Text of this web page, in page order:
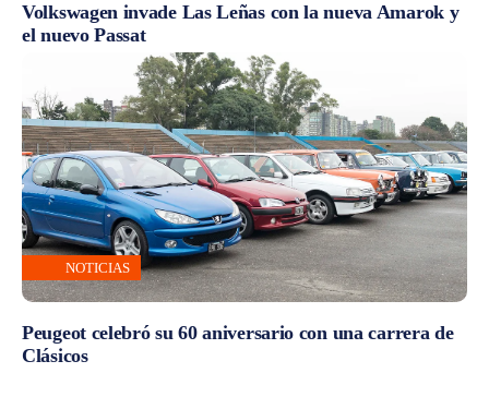
Volkswagen invade Las Leñas con la nueva Amarok y
el nuevo Passat
NOTICIAS
Peugeot celebró su 60 aniversario con una carrera de
Clásicos